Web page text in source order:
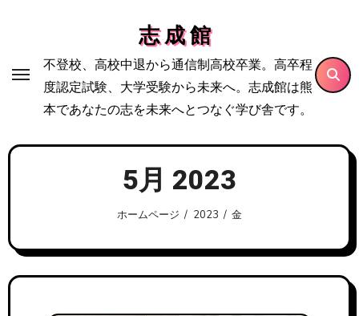
プ
志 成 館
不登校、高校中退から通信制高校卒業。高卒程
度認定試験、大学受験から未来へ。志成館は熊
本であなたの志を未来へとつなぐ学び舎です。
5月 2023
ホームページ 2023 金